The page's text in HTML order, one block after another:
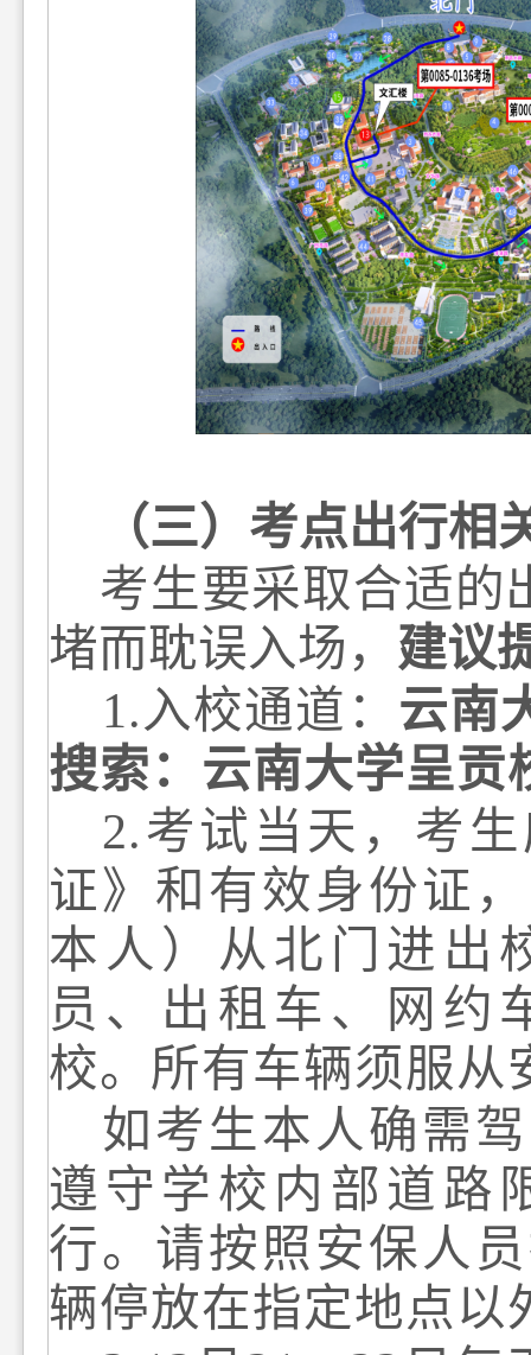
（三）考点出行相
考生要采取合适的
堵而耽误入场， 建议
1.入校通道： 云南
搜索：云南大学呈贡
2.考试当天 ， 考生
证》 和 有效身份证 ，
本人 ）从北门 进出
员、出租车、网约
校。所有车辆须服从
如 考生本人确需
遵守学校内部道路
行。 请按照安保人
辆停放在指定地点以